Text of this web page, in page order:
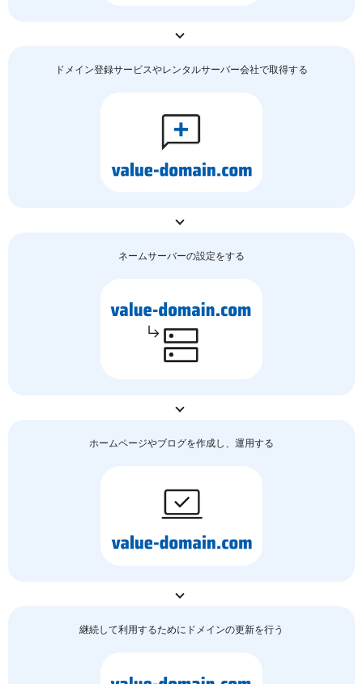
ドメイン登録サービスやレンタルサーバー会社で取得する
ネームサーバーの設定をする
ホームページやブログを作成し、運用する
継続して利用するためにドメインの更新を行う